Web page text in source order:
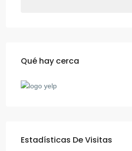
Qué hay cerca
Estadísticas De Visitas